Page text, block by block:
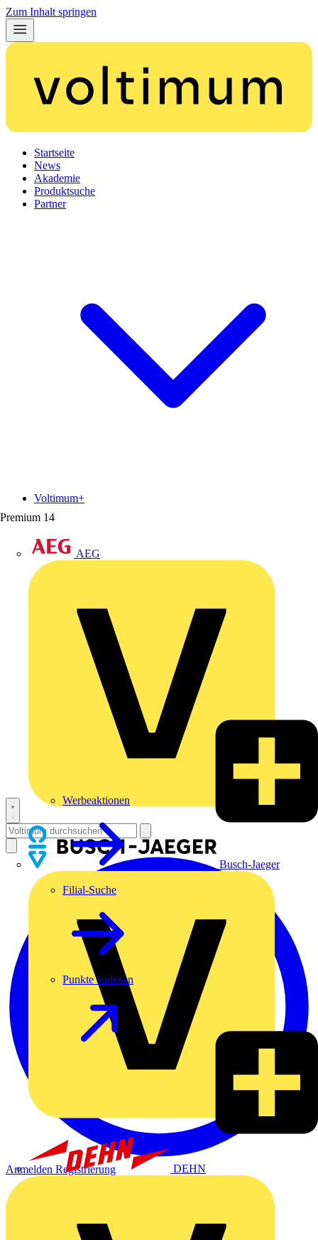
Zum Inhalt springen
Startseite
News
Akademie
Produktsuche
Partner
Premium 14
AEG
Busch-Jaeger
DEHN
Voltimum+
Werbeaktionen
Filial-Suche
Punkte einlösen
Anmelden Registrierung